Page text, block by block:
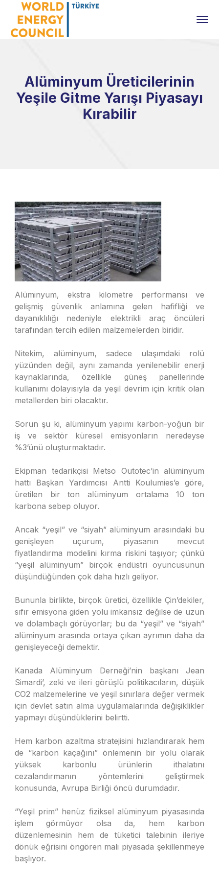
Alüminyum Üreticilerinin
Yeşile Gitme Yarışı Piyasayı
Kırabilir
Alüminyum, ekstra kilometre performansı ve
gelişmiş güvenlik anlamına gelen hafifliği ve
dayanıklılığı nedeniyle elektrikli araç öncüleri
tarafından tercih edilen malzemelerden biridir.
Nitekim, alüminyum, sadece ulaşımdaki rolü
yüzünden değil, aynı zamanda yenilenebilir enerji
kaynaklarında, özellikle güneş panellerinde
kullanımı dolayısıyla da yeşil devrim için kritik olan
metallerden biri olacaktır.
Sorun şu ki, alüminyum yapımı karbon-yoğun bir
iş ve sektör küresel emisyonların neredeyse
%3’ünü oluşturmaktadır.
Ekipman tedarikçisi Metso Outotec’in alüminyum
hattı Başkan Yardımcısı Antti Koulumies’e göre,
üretilen bir ton alüminyum ortalama 10 ton
karbona sebep oluyor.
Ancak “yeşil” ve “siyah” alüminyum arasındaki bu
genişleyen uçurum, piyasanın mevcut
fiyatlandırma modelini kırma riskini taşıyor; çünkü
“yeşil alüminyum” birçok endüstri oyuncusunun
düşündüğünden çok daha hızlı geliyor.
Bununla birlikte, birçok üretici, özellikle Çin’dekiler,
sıfır emisyona giden yolu imkansız değilse de uzun
ve dolambaçlı görüyorlar; bu da “yeşil” ve “siyah”
alüminyum arasında ortaya çıkan ayrımın daha da
genişleyeceği demektir.
Kanada Alüminyum Derneği’nin başkanı Jean
Simardi’, zeki ve ileri görüşlü politikacıların, düşük
CO2 malzemelerine ve yeşil sınırlara değer vermek
için devlet satın alma uygulamalarında değişiklikler
yapmayı düşündüklerini belirtti.
Hem karbon azaltma stratejisini hızlandırarak hem
de “karbon kaçağını” önlemenin bir yolu olarak
yüksek karbonlu ürünlerin ithalatını
cezalandırmanın yöntemlerini geliştirmek
konusunda, Avrupa Birliği öncü durumdadır.
“Yeşil prim” henüz fiziksel alüminyum piyasasında
işlem görmüyor olsa da, hem karbon
düzenlemesinin hem de tüketici talebinin ileriye
dönük eğrisini öngören mali piyasada şekillenmeye
başlıyor.